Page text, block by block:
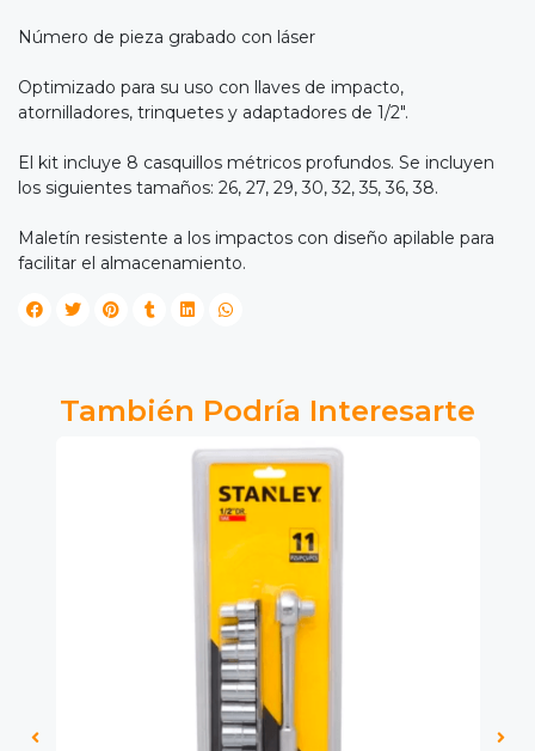
Número de pieza grabado con láser
Optimizado para su uso con llaves de impacto,
atornilladores, trinquetes y adaptadores de 1/2".
El kit incluye 8 casquillos métricos profundos. Se incluyen
los siguientes tamaños: 26, 27, 29, 30, 32, 35, 36, 38.
Maletín resistente a los impactos con diseño apilable para
facilitar el almacenamiento.
También Podría Interesarte